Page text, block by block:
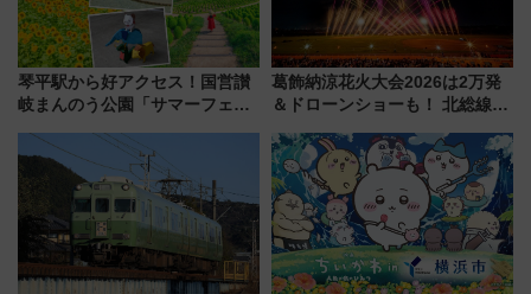
琴平駅から好アクセス！国営讃
岐まんのう公園「サマーフェス
ブトムシに楽しいがいっぱい
葛飾納涼花火大会2026は2万発
＆ドローンショーも！ 北総線を
車、観覧スポット情報と周辺観
光まとめ（7/28開催）